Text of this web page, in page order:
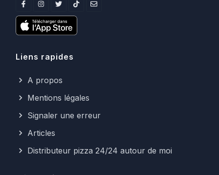
Liens rapides
A propos
Mentions légales
Signaler une erreur
Articles
Distributeur pizza 24/24 autour de moi